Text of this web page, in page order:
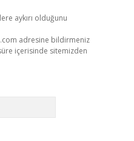
aykırı olduğunu
adresine bildirmeniz
içerisinde sitemizden